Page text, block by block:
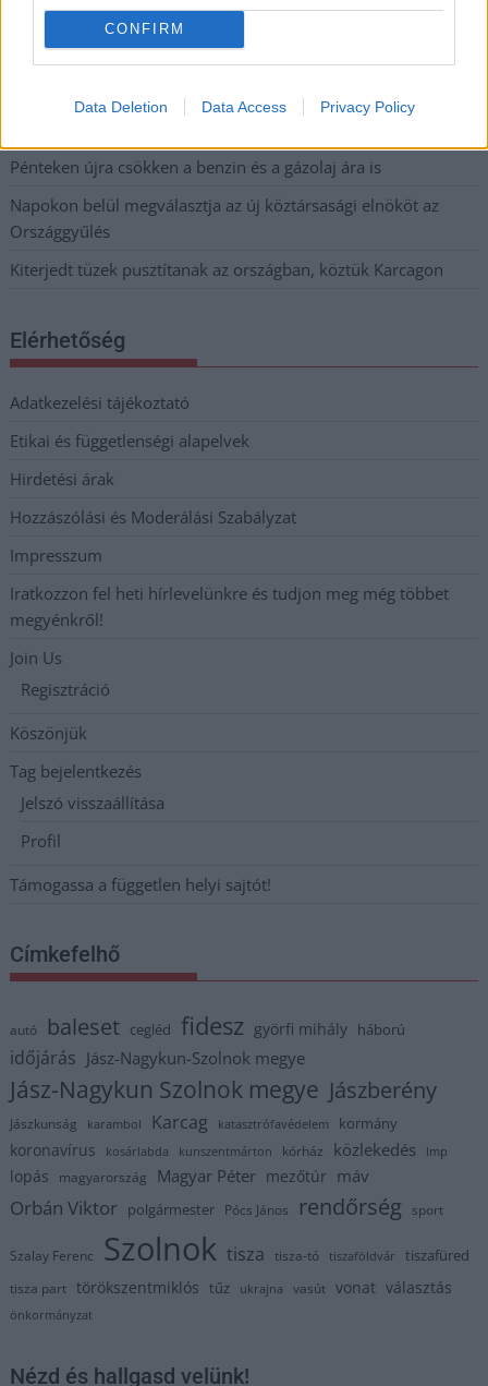
CONFIRM
Data Deletion Data Access Privacy Policy
A Szolnok megyei gazdák nagyon nem akarták a JÉGER
további üzemeltetését
állapotban levő buszmegálló mutatja, hogy Szolnok mennyire
Pénteken újra csökken a benzin és a gázolaj ára is
Napokon belül megválasztja az új köztársasági elnököt az
Országgyűlés
Kiterjedt tüzek pusztítanak az országban, köztük Karcagon
Elérhetőség
Adatkezelési tájékoztató
Etikai és függetlenségi alapelvek
Hirdetési árak
Hozzászólási és Moderálási Szabályzat
Impresszum
Iratkozzon fel heti hírlevelünkre és tudjon meg még többet
megyénkről!
Join Us
Regisztráció
Köszönjük
Tag bejelentkezés
Jelszó visszaállítása
Profil
Támogassa a független helyi sajtót!
Címkefelhő
autó baleset cegléd fidesz györfi mihály háború
időjárás Jász-Nagykun-Szolnok megye
Jász-Nagykun Szolnok megye Jászberény
Jászkunság karambol Karcag katasztrófavédelem kormány
koronavírus kosárlabda kunszentmárton kórház közlekedés lmp
lopás magyarország Magyar Péter mezőtúr máv
Orbán Viktor polgármester Pócs János rendőrség sport
Szalay Ferenc Szolnok tisza tisza-tó tiszaföldvár tiszafüred
tisza part törökszentmiklós tűz ukrajna vasút vonat választás
önkormányzat
Nézd és hallgasd velünk!